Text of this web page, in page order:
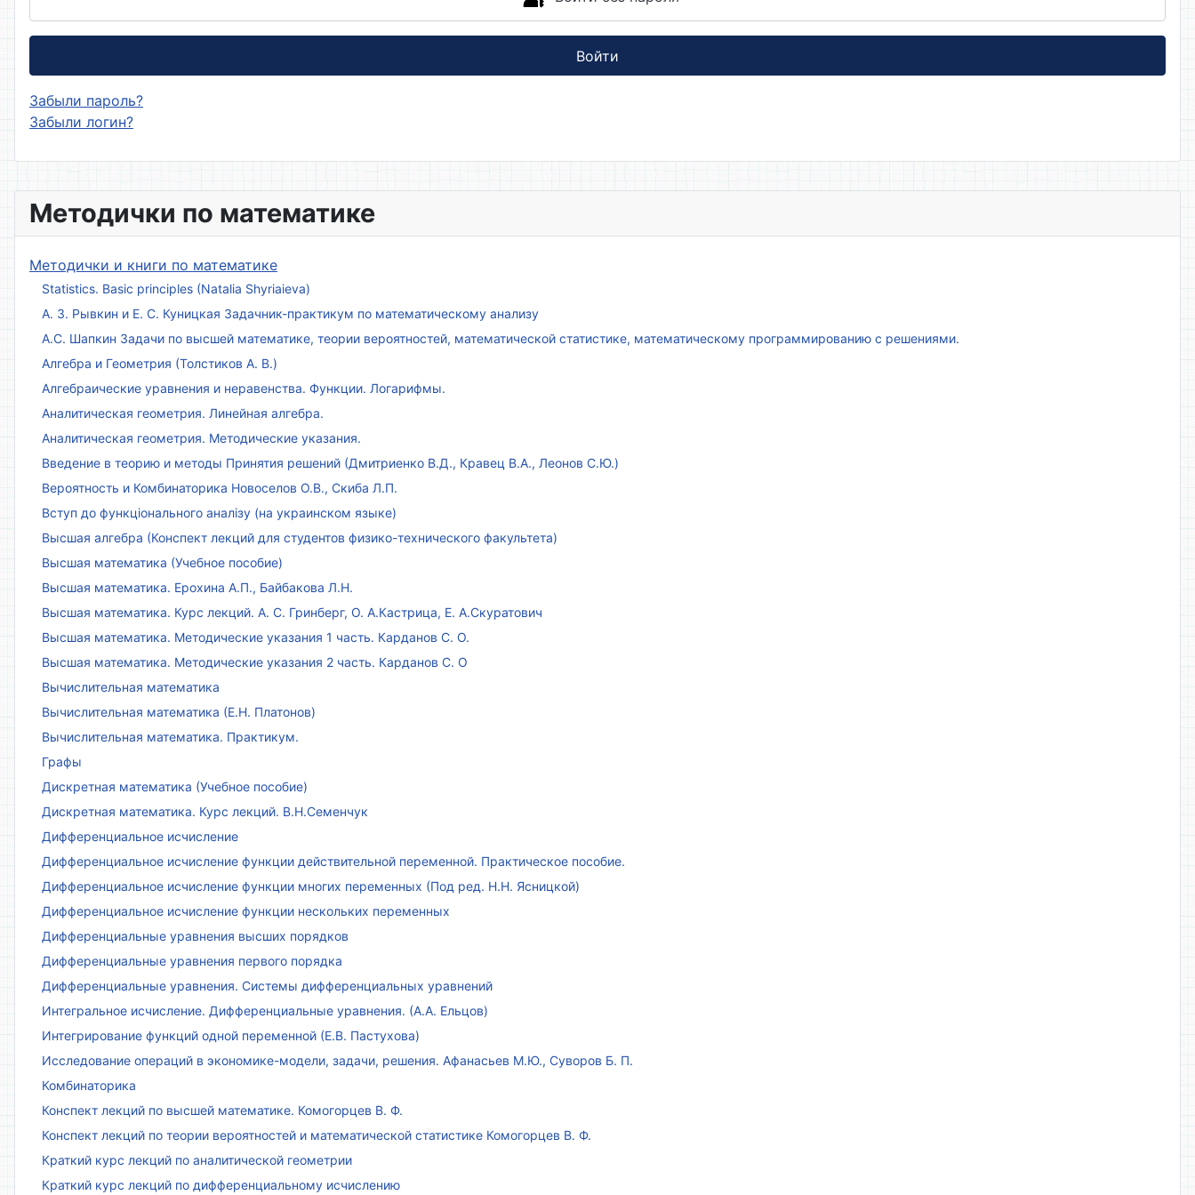
Методички по математике
Методички и книги по математике
Statistics. Basic principles (Natalia Shyriaieva)
А. З. Рывкин и Е. С. Куницкая Задачник-практикум по математическому анализу
А.С. Шапкин Задачи по высшей математике, теории вероятностей, математической статистике, математическому программированию с решениями.
Алгебра и Геометрия (Толстиков А. В.)
Алгебраические уравнения и неравенства. Функции. Логарифмы.
Аналитическая геометрия. Линейная алгебра.
Аналитическая геометрия. Методические указания.
Введение в теорию и методы Принятия решений (Дмитриенко В.Д., Кравец В.А., Леонов С.Ю.)
Вероятность и Комбинаторика Новоселов О.В., Скиба Л.П.
Вступ до функціонального аналізу (на украинском языке)
Высшая алгебра (Конспект лекций для студентов физико-технического факультета)
Высшая математика (Учебное пособие)
Высшая математика. Ерохина А.П., Байбакова Л.Н.
Высшая математика. Курс лекций. А. С. Гринберг, О. А.Кастрица, Е. А.Скуратович
Высшая математика. Методические указания 1 часть. Карданов С. О.
Высшая математика. Методические указания 2 часть. Карданов С. О
Вычислительная математика
Вычислительная математика (Е.Н. Платонов)
Вычислительная математика. Практикум.
Графы
Дискретная математика (Учебное пособие)
Дискретная математика. Курс лекций. В.Н.Семенчук
Дифференциальное исчисление
Дифференциальное исчисление функции действительной переменной. Практическое пособие.
Дифференциальное исчисление функции многих переменных (Под ред. Н.Н. Ясницкой)
Дифференциальное исчисление функции нескольких переменных
Дифференциальные уравнения высших порядков
Дифференциальные уравнения первого порядка
Дифференциальные уравнения. Системы дифференциальных уравнений
Интегральное исчисление. Дифференциальные уравнения. (А.А. Ельцов)
Интегрирование функций одной переменной (Е.В. Пастухова)
Исследование операций в экономике-модели, задачи, решения. Афанасьев М.Ю., Суворов Б. П.
Комбинаторика
Конспект лекций по высшей математике. Комогорцев В. Ф.
Конспект лекций по теории вероятностей и математической статистике Комогорцев В. Ф.
Краткий курс лекций по аналитической геометрии
Краткий курс лекций по дифференциальному исчислению
Войти
Забыли пароль?
Забыли логин?